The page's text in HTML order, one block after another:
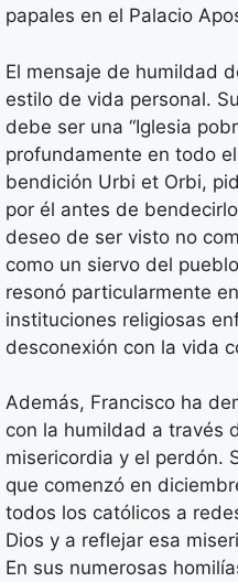
papales en el Palacio
El mensaje de humildad
estilo de vida personal.
debe ser una “Iglesia
profundamente en todo
bendición Urbi et Orbi,
por él antes de
deseo de ser visto no
como un siervo del
resonó particularmente
instituciones religiosas
desconexión con la vida
Además, Francisco ha
con la humildad a través
misericordia y el perdón.
que comenzó en
todos los católicos a
Dios y a reflejar esa
En sus numerosas